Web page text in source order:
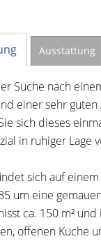
Ausstattung
Suche nach
einer sehr guten
sich dieses
in ruhiger Lage
sich auf
um eine
ca. 150 m²
offenen Küche